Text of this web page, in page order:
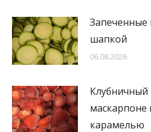
Запеченные
шапкой
06.08.2026
Клубничный
маскарпоне
карамелью